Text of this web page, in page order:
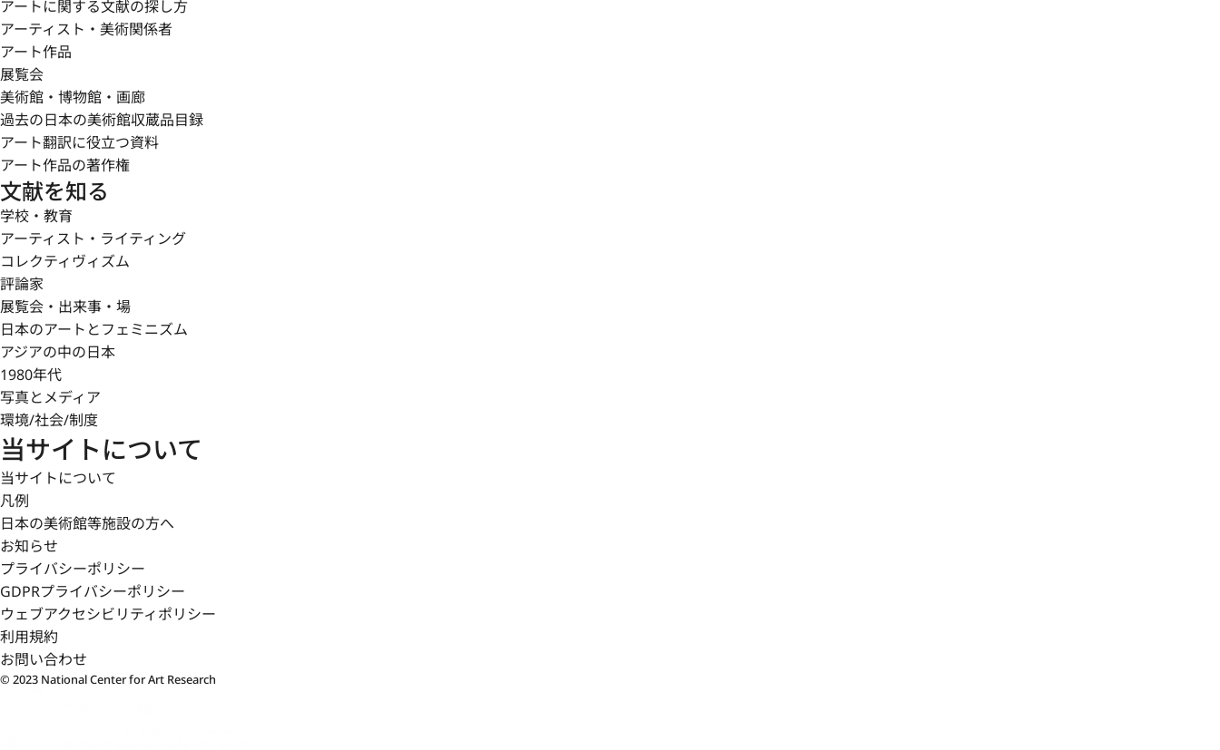
アートに関する文献の探し方
アーティスト・美術関係者
アート作品
展覧会
美術館・博物館・画廊
過去の日本の美術館収蔵品目録
アート翻訳に役立つ資料
アート作品の著作権
文献を知る
学校・教育
アーティスト・ライティング
コレクティヴィズム
評論家
展覧会・出来事・場
日本のアートとフェミニズム
アジアの中の日本
1980年代
写真とメディア
環境/社会/制度
当サイトについて
当サイトについて
凡例
日本の美術館等施設の方へ
お知らせ
プライバシーポリシー
GDPRプライバシーポリシー
ウェブアクセシビリティポリシー
利用規約
お問い合わせ
© 2023 National Center for Art Research